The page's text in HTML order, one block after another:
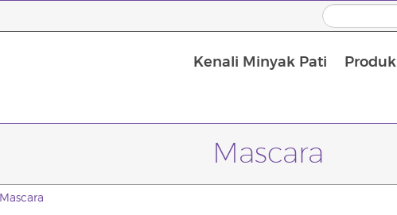
Kenali Minyak Pati Produk
Mascara
Mascara